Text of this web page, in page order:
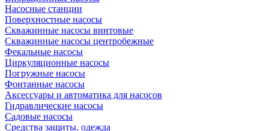
Насосные станции
Поверхностные насосы
Скважинные насосы винтовые
Скважинные насосы центробежные
Фекальные насосы
Циркуляционные насосы
Погружные насосы
Фонтанные насосы
Аксессуары и автоматика для насосов
Гидравлические насосы
Садовые насосы
Средства защиты, одежда